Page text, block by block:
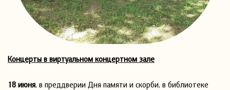
Концерты в виртуальном концертном зале
18 июня, в преддверии Дня памяти и скорби, в библиотеке